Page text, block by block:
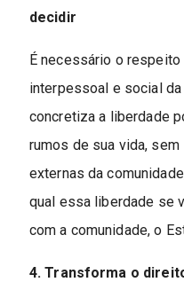
decidir
É necessário o
interpessoal e social
concretiza a liberdade
rumos de sua vida,
externas da
qual essa liberdade se
com a comunidade, o
4. Transforma o